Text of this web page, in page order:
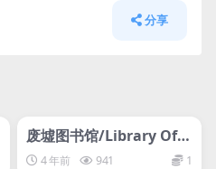
分享
svip专属
废墟图书馆/Library Of R
uina
4 年前 941 1